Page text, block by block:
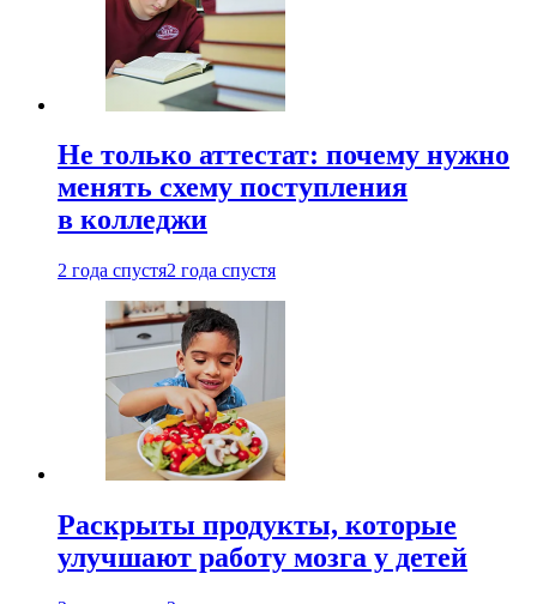
Не только аттестат: почему нужно
менять схему поступления
в колледжи
2 года спустя2 года спустя
Раскрыты продукты, которые
улучшают работу мозга у детей